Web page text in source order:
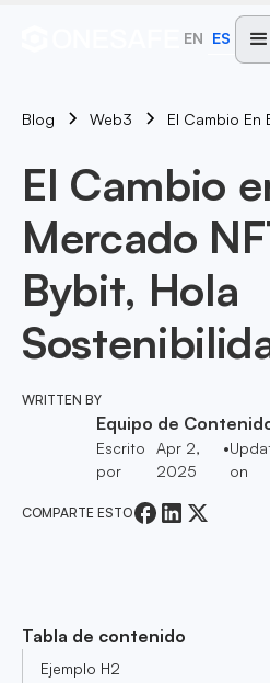
EN ES
Blog Web3
El Cambio
Mercado
Bybit, Hola
WRITTEN BY
Equipo de
Escrito
por
Apr 2,
2025
•
on
COMPARTE ESTO
Tabla de contenido
Ejemplo H2